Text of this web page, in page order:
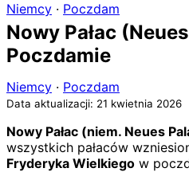
Niemcy · Poczdam
Nowy Pałac
Poczdamie
Niemcy · Poczdam
Data aktualizacji: 21 kwietnia 2026
Nowy Pałac (niem. Neues
wszystkich pałaców
Fryderyka Wielkiego w